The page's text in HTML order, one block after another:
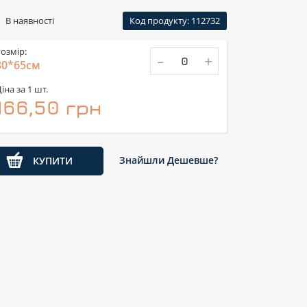
В наявності Код продукту: 112732
за 1 шт.
грн
- +
КУПИТИ Знайшли Дешевше?